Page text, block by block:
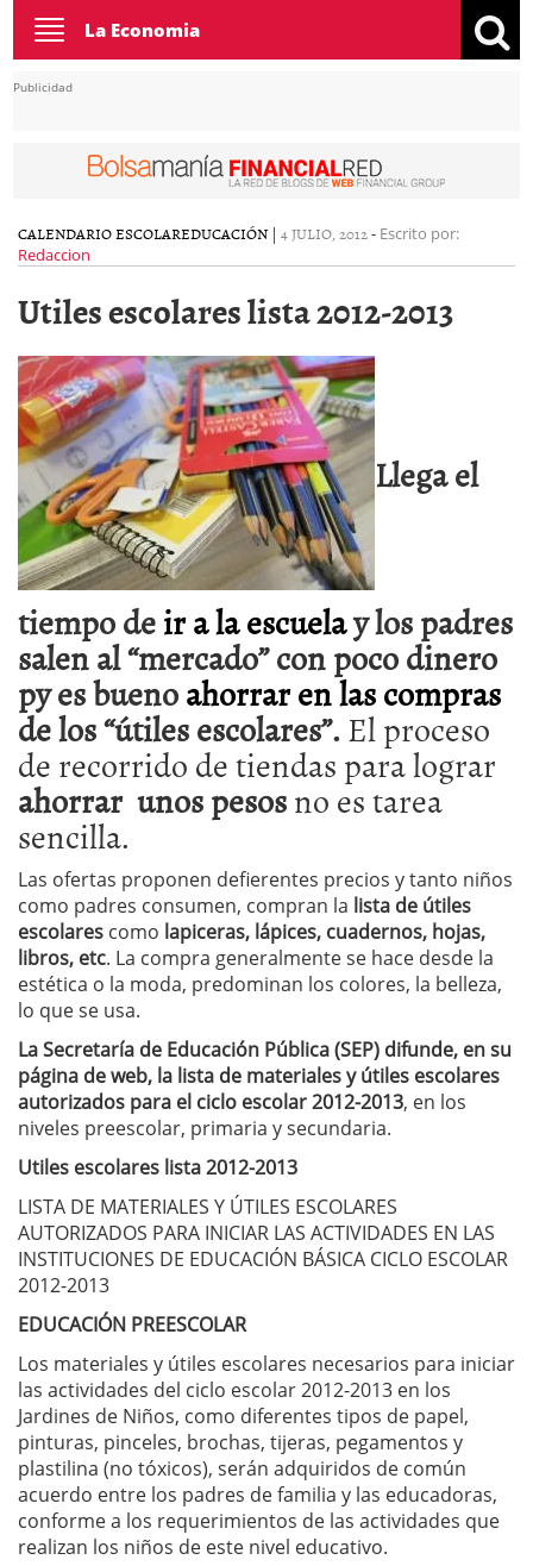
Toggle
navigation
La Economia
Publicidad
CALENDARIO ESCOLAREDUCACIÓN | 4 JULIO, 2012- Escrito por:
Redaccion
Utiles escolares lista 2012-2013
Llega el
tiempo deir a la escuelay los padres
salen al “mercado” con poco dinero
py es buenoahorrar en las compras
de los “útiles escolares”.El proceso
de recorrido de tiendas para lograr
ahorrar unos pesosno es tarea
sencilla.
Las ofertas proponen defierentes precios y tanto niños
como padres consumen, compran la lista de útiles
escolares como lapiceras, lápices, cuadernos, hojas,
libros, etc. La compra generalmente se hace desde la
estética o la moda, predominan los colores, la belleza,
lo que se usa.
La Secretaría de Educación Pública (SEP) difunde, en su
página de web, la lista de materiales y útiles escolares
autorizados para el ciclo escolar 2012-2013, en los
niveles preescolar, primaria y secundaria.
Utiles escolares lista 2012-2013
LISTA DE MATERIALES Y ÚTILES ESCOLARES
AUTORIZADOS PARA INICIAR LAS ACTIVIDADES EN LAS
INSTITUCIONES DE EDUCACIÓN BÁSICA CICLO ESCOLAR
2012-2013
EDUCACIÓN PREESCOLAR
Los materiales y útiles escolares necesarios para iniciar
las actividades del ciclo escolar 2012-2013 en los
Jardines de Niños, como diferentes tipos de papel,
pinturas, pinceles, brochas, tijeras, pegamentos y
plastilina (no tóxicos), serán adquiridos de común
acuerdo entre los padres de familia y las educadoras,
conforme a los requerimientos de las actividades que
realizan los niños de este nivel educativo.